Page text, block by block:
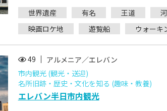
世界遺産
有名 王道
映画ロケ地
遊覧船 ウォーキ
49
アルメニア／エレバン
市内観光 (観光・送迎)
名所旧跡・歴史・文化を知る (趣味・教養)
エレバン半日市内観光